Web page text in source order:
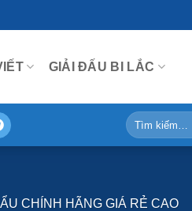
GIẢI ĐẤU BI LẮC
Tìm
kiếm:
CHÍNH HÃNG GIÁ RẺ CAO